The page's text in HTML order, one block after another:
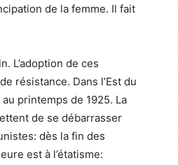
de la femme. Il fait
L’adoption de ces
résistance. Dans l’Est du
printemps de 1925. La
de se débarrasser
dès la fin des
est à l’étatisme: